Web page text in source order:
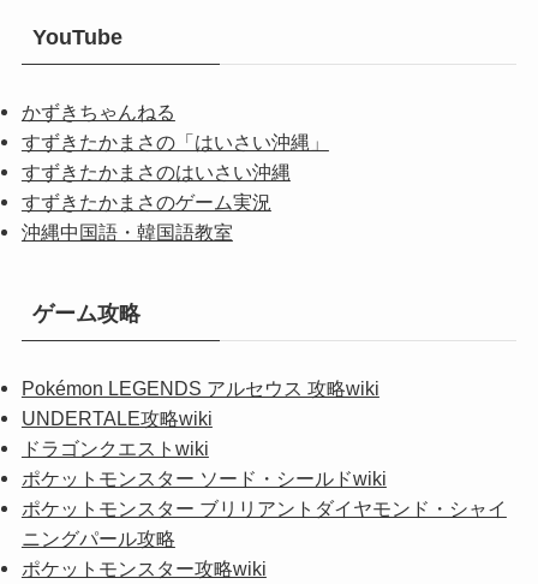
YouTube
かずきちゃんねる
すずきたかまさの「はいさい沖縄」
すずきたかまさのはいさい沖縄
すずきたかまさのゲーム実況
沖縄中国語・韓国語教室
ゲーム攻略
Pokémon LEGENDS アルセウス 攻略wiki
UNDERTALE攻略wiki
ドラゴンクエストwiki
ポケットモンスター ソード・シールドwiki
ポケットモンスター ブリリアントダイヤモンド・シャイ
ニングパール攻略
ポケットモンスター攻略wiki